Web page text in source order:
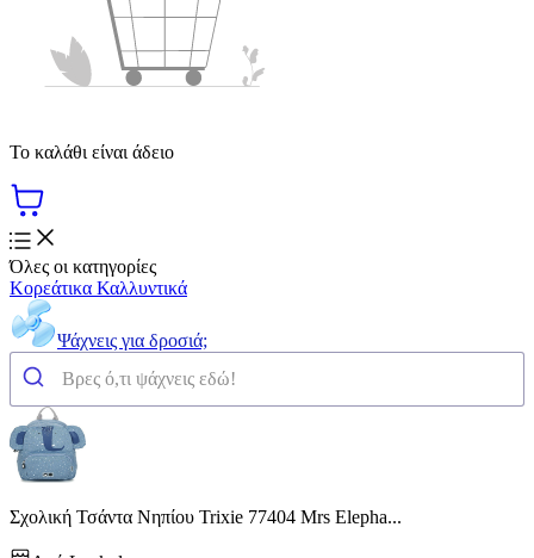
Το καλάθι είναι άδειο
Όλες οι κατηγορίες
Κορεάτικα Καλλυντικά
Ψάχνεις για δροσιά;
Σχολική Τσάντα Νηπίου Trixie 77404 Mrs Elepha...